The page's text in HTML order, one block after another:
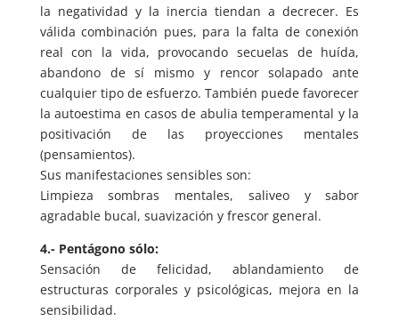
la negatividad y la inercia tiendan a decrecer. Es
válida combinación pues, para la falta de conexión
real con la vida, provocando secuelas de huída,
abandono de sí mismo y rencor solapado ante
cualquier tipo de esfuerzo. También puede favorecer
la autoestima en casos de abulia temperamental y la
positivación de las proyecciones mentales
(pensamientos).
Sus manifestaciones sensibles son:
Limpieza sombras mentales, saliveo y sabor
agradable bucal, suavización y frescor general.
4.- Pentágono sólo:
Sensación de felicidad, ablandamiento de
estructuras corporales y psicológicas, mejora en la
sensibilidad.